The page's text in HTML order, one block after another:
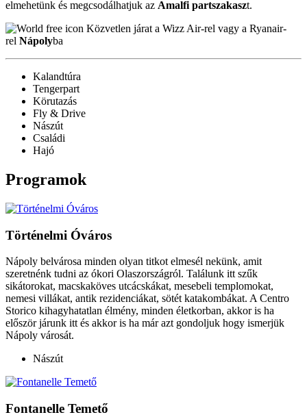
elmehetünk és megcsodálhatjuk az Amalfi partszakaszt.
Közvetlen járat a Wizz Air-rel vagy a Ryanair-
rel Nápolyba
Kalandtúra
Tengerpart
Körutazás
Fly & Drive
Nászút
Családi
Hajó
Programok
Történelmi Óváros
Nápoly belvárosa minden olyan titkot elmesél nekünk, amit
szeretnénk tudni az ókori Olaszországról. Találunk itt szűk
sikátorokat, macskaköves utcácskákat, mesebeli templomokat,
nemesi villákat, antik rezidenciákat, sötét katakombákat. A Centro
Storico kihagyhatatlan élmény, minden életkorban, akkor is ha
először járunk itt és akkor is ha már azt gondoljuk hogy ismerjük
Nápoly városát.
Nászút
Fontanelle Temető